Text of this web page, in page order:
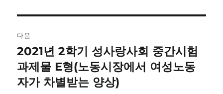
다음
다
음
글:
2021년 2학기 성사랑사회 중간시험
과제물 E형(노동시장에서 여성노동
자가 차별받는 양상)